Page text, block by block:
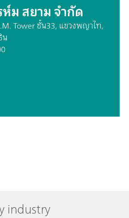
ม สยาม จำกัด
Tower ชั้น33, แขวงพญาไท,
น
industry